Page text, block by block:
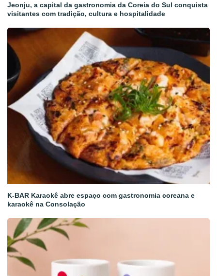
Jeonju, a capital da gastronomia da Coreia do Sul conquista
visitantes com tradição, cultura e hospitalidade
K-BAR Karaokê abre espaço com gastronomia coreana e
karaokê na Consolação